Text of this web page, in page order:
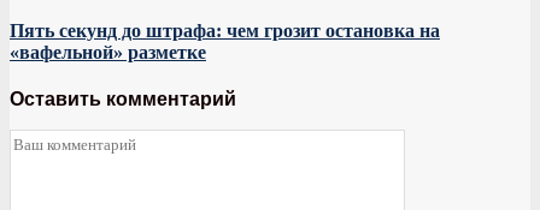
Пять секунд до штрафа: чем грозит остановка на
«вафельной» разметке
Оставить комментарий